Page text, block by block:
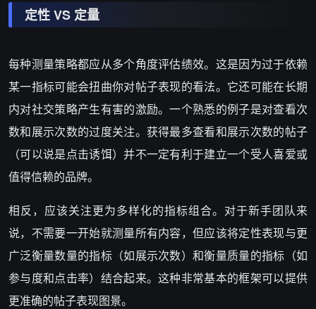
定性 VS 定量
每种测量策略都应从多个角度评估绩效。这是因为过于依赖
某一指标可能会扭曲你对帖子表现的看法。它还可能在长期
内对社交策略产生有害的激励。一个熟悉的例子是对查看次
数和展示次数的过度关注。获得最多查看和展示次数的帖子
（可以说是点击诱饵）并不一定有利于建立一个受人喜爱或
值得信赖的品牌。
相反，应该关注更为多样化的指标组合。对于新手团队来
说，不需要一开始就测量所有内容，但应该将定性表现与更
广泛衡量数量的指标（如展示次数）和衡量质量的指标（如
参与度和点击率）结合起来。这种非常基本的框架可以提供
更准确的帖子表现图景。